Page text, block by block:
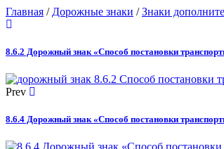
Главная / Дорожные знаки /Знаки
8.6.2 Дорожный знак «Способ постановки
Prev
8.6.4 Дорожный знак «Способ постановки